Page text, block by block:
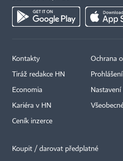
Kontakty
Tiráž redakce HN
Economia
Kariéra v HN
Ceník inzerce
Ochrana
Koupit / darovat předplatné